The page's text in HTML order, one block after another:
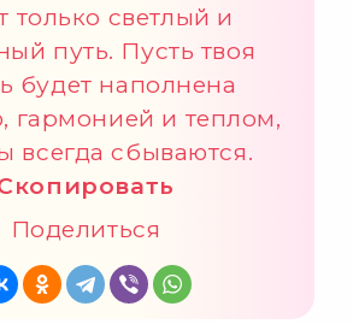
только светлый и
путь. Пусть твоя
будет наполнена
гармонией и теплом,
всегда сбываются.
Поделиться